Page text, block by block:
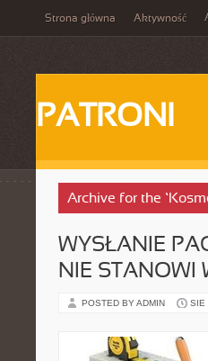
Strona główna Aktywność
PATRONI
Archive for the
WYSŁANIE
NIE STANOWI
POSTED BY ADMIN SIE